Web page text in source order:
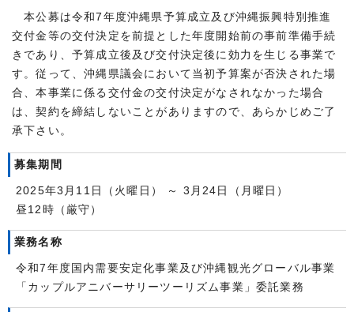
本公募は令和7年度沖縄県予算成立及び沖縄振興特別推進
交付金等の交付決定を前提とした年度開始前の事前準備手続
きであり、予算成立後及び交付決定後に効力を生じる事業で
す。従って、沖縄県議会において当初予算案が否決された場
合、本事業に係る交付金の交付決定がなされなかった場合
は、契約を締結しないことがありますので、あらかじめご了
承下さい。
募集期間
2025年3月11日（火曜日） ～ 3月24日（月曜日）
昼12時（厳守）
業務名称
令和7年度国内需要安定化事業及び沖縄観光グローバル事業
「カップルアニバーサリーツーリズム事業」委託業務